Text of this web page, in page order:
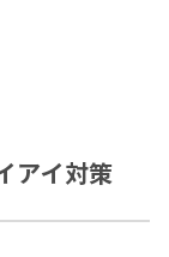
アイ対策